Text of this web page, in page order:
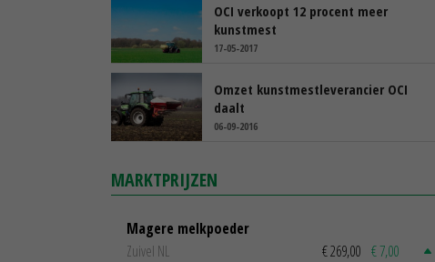
OCI verkoopt 12 procent meer
kunstmest
17-05-2017
Omzet kunstmestleverancier OCI
daalt
06-09-2016
MARKTPRIJZEN
Magere melkpoeder
Zuivel NL
€ 269,00 € 7,00